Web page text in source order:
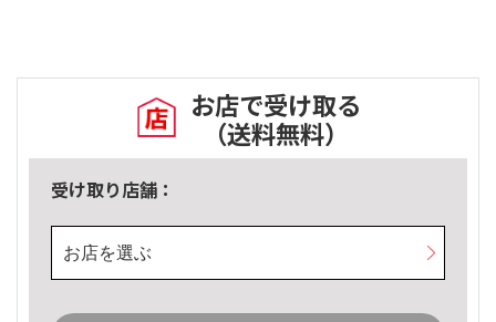
お店で受け取る
（送料無料）
受け取り店舗：
お店を選ぶ